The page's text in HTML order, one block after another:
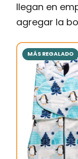
llegan en
agregar la
MÁS REGALADO